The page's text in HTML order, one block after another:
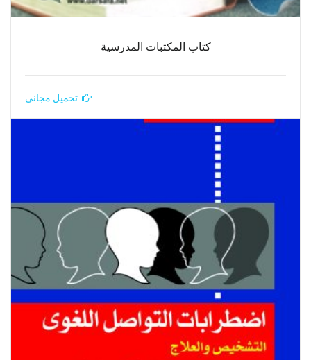
كتاب المكتبات المدرسية
تحميل مجاني